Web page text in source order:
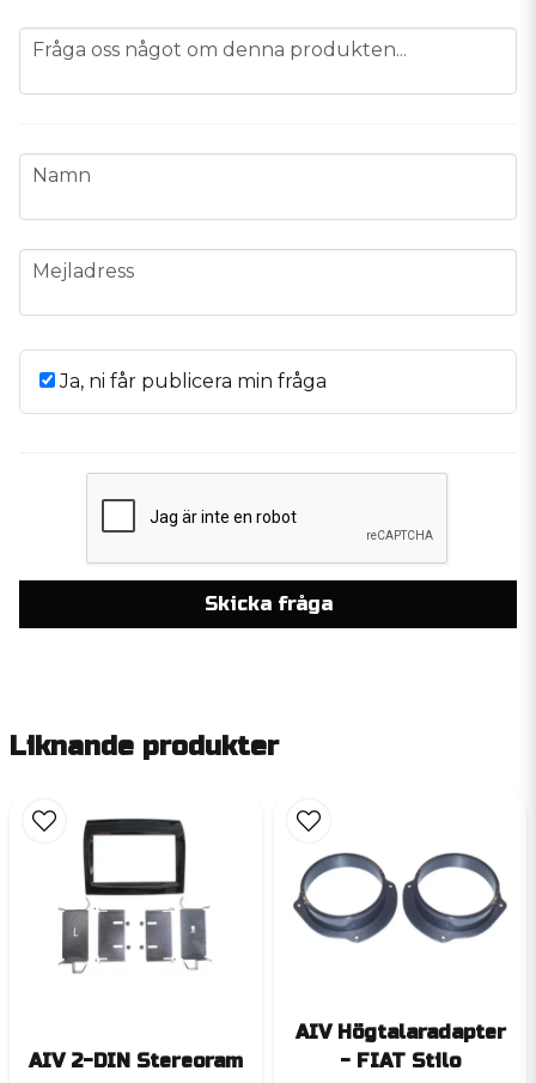
question
Fråga oss något om denna produkten...
name
Namn
email
Mejladress
Ja, ni får publicera min fråga
Skicka fråga
Liknande produkter
AIV 2-DIN Stereoram
AIV Högtalaradapter
- FIAT Stilo